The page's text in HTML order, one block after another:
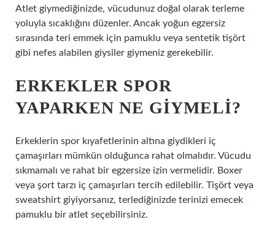
Atlet giymediğinizde, vücudunuz doğal olarak terleme
yoluyla sıcaklığını düzenler. Ancak yoğun egzersiz
sırasında teri emmek için pamuklu veya sentetik tişört
gibi nefes alabilen giysiler giymeniz gerekebilir.
ERKEKLER SPOR
YAPARKEN NE GIYMELI?
Erkeklerin spor kıyafetlerinin altına giydikleri iç
çamaşırları mümkün olduğunca rahat olmalıdır. Vücudu
sıkmamalı ve rahat bir egzersize izin vermelidir. Boxer
veya şort tarzı iç çamaşırları tercih edilebilir. Tişört veya
sweatshirt giyiyorsanız, terlediğinizde terinizi emecek
pamuklu bir atlet seçebilirsiniz.